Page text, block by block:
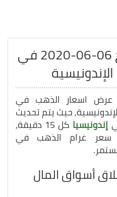
سعر الذهب بتاريخ 06-06-2020 في
اسعار الذهب في
حيث يتم تحديث
إندونيسيا كل 15 دقيقة,
سعر غرام الذهب في
أسواق المال